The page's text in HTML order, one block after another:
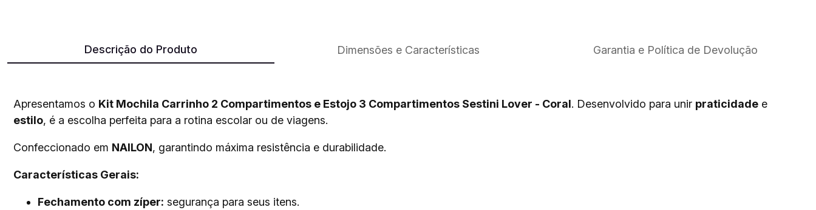
Descrição do Produto Dimensões e Características Garantia e Política de Devolução
Apresentamos o Kit Mochila Carrinho 2 Compartimentos e Estojo 3 Compartimentos Sestini Lover - Coral. Desenvolvido para unir praticidade e
estilo, é a escolha perfeita para a rotina escolar ou de viagens.
Confeccionado em NAILON, garantindo máxima resistência e durabilidade.
Características Gerais:
Fechamento com zíper: segurança para seus itens.